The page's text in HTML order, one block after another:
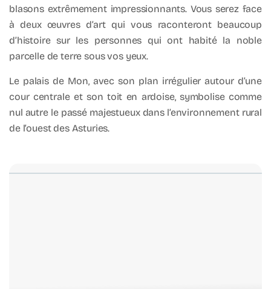
blasons extrêmement impressionnants. Vous serez face
à deux œuvres d’art qui vous raconteront beaucoup
d’histoire sur les personnes qui ont habité la noble
parcelle de terre sous vos yeux.
Le palais de Mon, avec son plan irrégulier autour d’une
cour centrale et son toit en ardoise, symbolise comme
nul autre le passé majestueux dans l’environnement rural
de l’ouest des Asturies.